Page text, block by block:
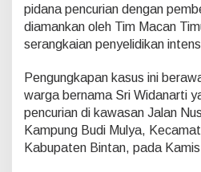
g
k
s
u
a
P
l
a
pidana pencurian dengan
diamankan oleh Tim Macan
serangkaian penyelidikan
Pengungkapan kasus ini
warga bernama Sri Widanarti
pencurian di kawasan Jalan
Kampung Budi Mulya,
Kabupaten Bintan, pada